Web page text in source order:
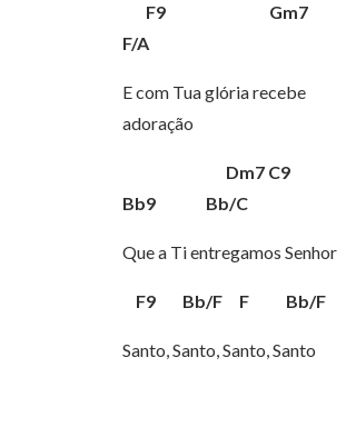
F9 Gm7
F/A
E com Tua glória recebe
adoração
Dm7 C9
Bb9 Bb/C
Que a Ti entregamos Senhor
F9 Bb/F F Bb/F
Santo, Santo, Santo, Santo